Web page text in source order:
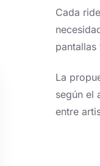
Cada
pantallas
La
según el
entre